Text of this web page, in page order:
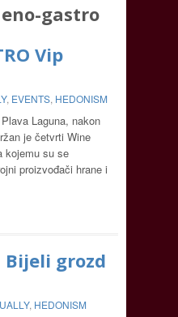
eno-gastro
Vip
, EVENTS, HEDONISM
Laguna, nakon
je četvrti Wine
kojemu su se
proizvođači hrane i
Bijeli grozd
, HEDONISM